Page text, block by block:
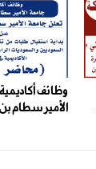
وظائف
الأمير سطام